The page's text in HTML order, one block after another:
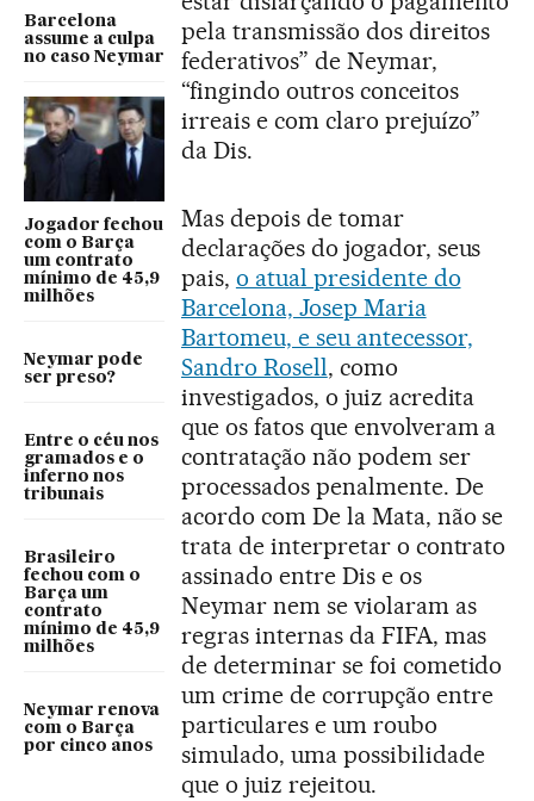
Barcelona
assume a culpa
no caso Neymar
Jogador fechou
com o Barça
um contrato
mínimo de 45,9
milhões
Neymar pode
ser preso?
Entre o céu nos
gramados e o
inferno nos
tribunais
Brasileiro
fechou com o
Barça um
contrato
mínimo de 45,9
milhões
Neymar renova
com o Barça
por cinco anos
pela transmissão dos direitos
federativos” de Neymar,
“fingindo outros conceitos
irreais e com claro prejuízo”
da Dis.
Mas depois de tomar
declarações do jogador, seus
pais, o atual presidente do
Barcelona, Josep Maria
Bartomeu, e seu antecessor,
Sandro Rosell, como
investigados, o juiz acredita
que os fatos que envolveram a
contratação não podem ser
processados penalmente. De
acordo com De la Mata, não se
trata de interpretar o contrato
assinado entre Dis e os
Neymar nem se violaram as
regras internas da FIFA, mas
de determinar se foi cometido
um crime de corrupção entre
particulares e um roubo
simulado, uma possibilidade
que o juiz rejeitou.